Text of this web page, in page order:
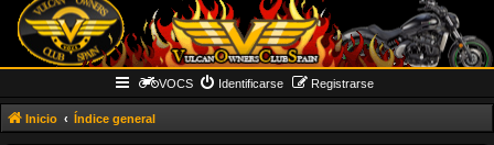
VOCS Identificarse Registrarse
Inicio Índice general